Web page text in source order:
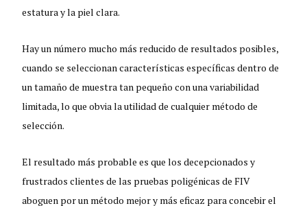
estatura y la piel clara.
Hay un número mucho más reducido de resultados posibles,
cuando se seleccionan características específicas dentro de
un tamaño de muestra tan pequeño con una variabilidad
limitada, lo que obvia la utilidad de cualquier método de
selección.
El resultado más probable es que los decepcionados y
frustrados clientes de las pruebas poligénicas de FIV
aboguen por un método mejor y más eficaz para concebir el